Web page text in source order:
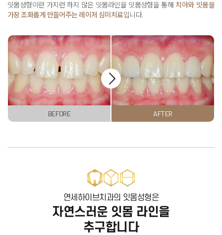
잇몸성형이란 가지런 하지 않은 잇몸라인을 잇몸성형을 통해 치아와 잇몸을
가장 조화롭게 만들어주는 레이저 심미치료입니다.
BEFORE AFTER
연세하이브치과의 잇몸성형은
자연스러운 잇몸 라인을
추구합니다